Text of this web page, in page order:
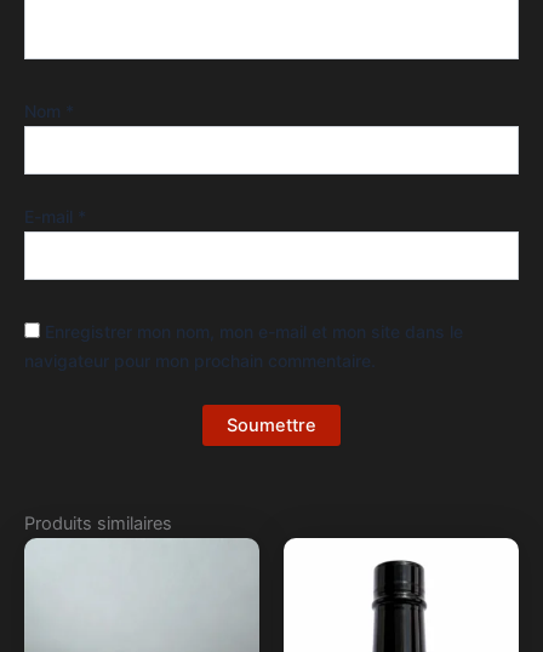
Nom *
E-mail *
Enregistrer mon nom, mon e-mail et mon site dans le
navigateur pour mon prochain commentaire.
Produits similaires